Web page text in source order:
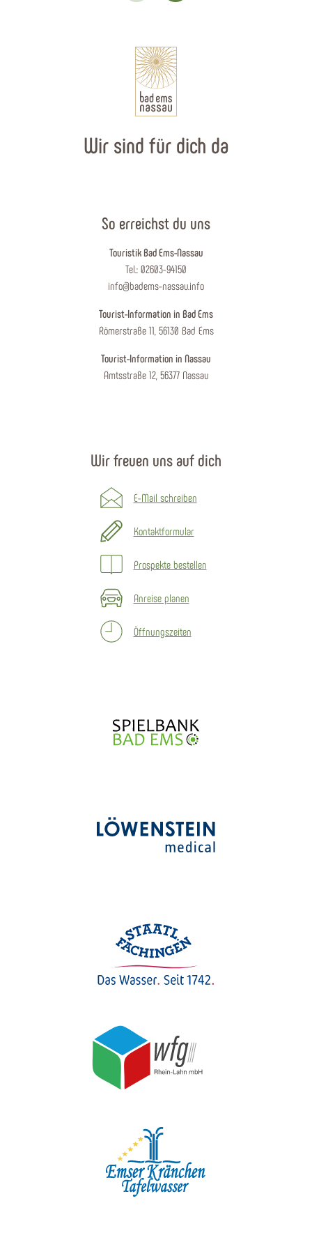
Wir sind für dich da
So erreichst du uns
Touristik Bad Ems-Nassau
Tel.: 02603-94150
info@badems-nassau.info
Tourist-Information in Bad Ems
Römerstraße 11, 56130 Bad Ems
Tourist-Information in Nassau
Amtsstraße 12, 56377 Nassau
Wir freuen uns auf dich
E-Mail schreiben
Kontaktformular
Prospekte bestellen
Anreise planen
Öffnungszeiten